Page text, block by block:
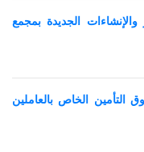
الجديدة بمجمع
التأمين الخاص بالعاملين